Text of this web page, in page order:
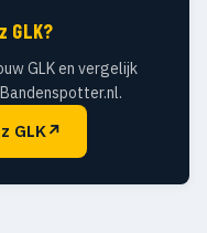
GLK?
GLK en vergelijk
GLK↗